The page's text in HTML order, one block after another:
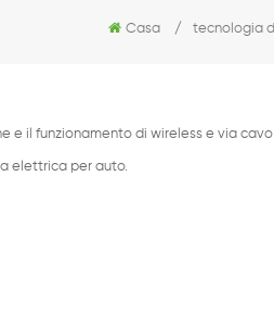
Casa / tecnologia
e il funzionamento di wireless e via
elettrica per auto.